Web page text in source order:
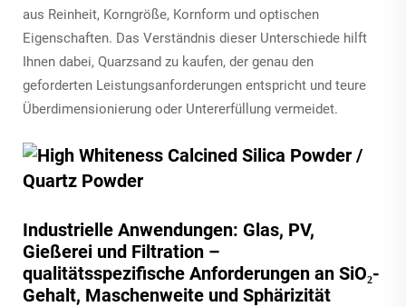
aus Reinheit, Korngröße, Kornform und optischen
Eigenschaften. Das Verständnis dieser Unterschiede hilft
Ihnen dabei, Quarzsand zu kaufen, der genau den
geforderten Leistungsanforderungen entspricht und teure
Überdimensionierung oder Untererfüllung vermeidet.
Industrielle Anwendungen: Glas, PV,
Gießerei und Filtration –
qualitätsspezifische Anforderungen an SiO₂-
Gehalt, Maschenweite und Sphärizität